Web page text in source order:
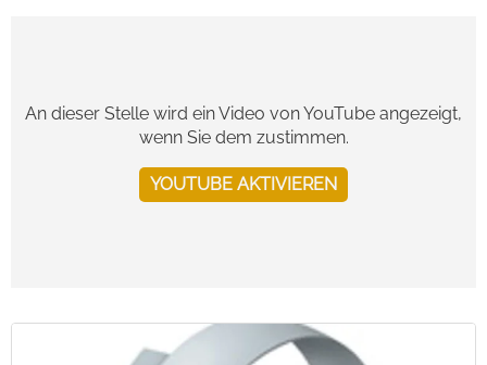
An dieser Stelle wird ein Video von YouTube angezeigt,
wenn Sie dem zustimmen.
YOUTUBE AKTIVIEREN